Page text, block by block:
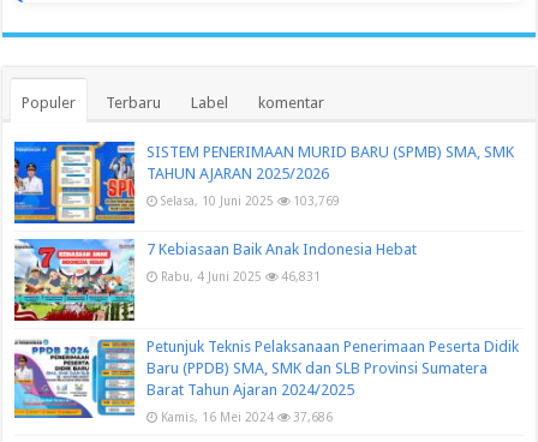
Populer Terbaru Label komentar
SISTEM PENERIMAAN MURID BARU (SPMB) SMA, SMK
TAHUN AJARAN 2025/2026
Selasa, 10 Juni 2025 103,769
7 Kebiasaan Baik Anak Indonesia Hebat
Rabu, 4 Juni 2025 46,831
Petunjuk Teknis Pelaksanaan Penerimaan Peserta Didik
Baru (PPDB) SMA, SMK dan SLB Provinsi Sumatera
Barat Tahun Ajaran 2024/2025
Kamis, 16 Mei 2024 37,686